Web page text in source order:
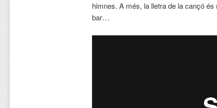
himnes. A més, la lletra de la cançó és
bar…